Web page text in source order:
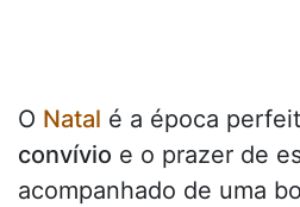
O Natal é a época
convívio e o prazer de
acompanhado de uma